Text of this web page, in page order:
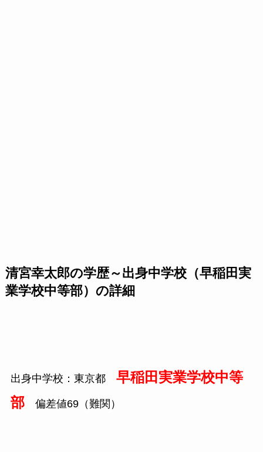
清宮幸太郎の学歴～出身中学校（早稲田実
業学校中等部）の詳細
出身中学校：東京都 早稲田実業学校中等
部偏差値69（難関）